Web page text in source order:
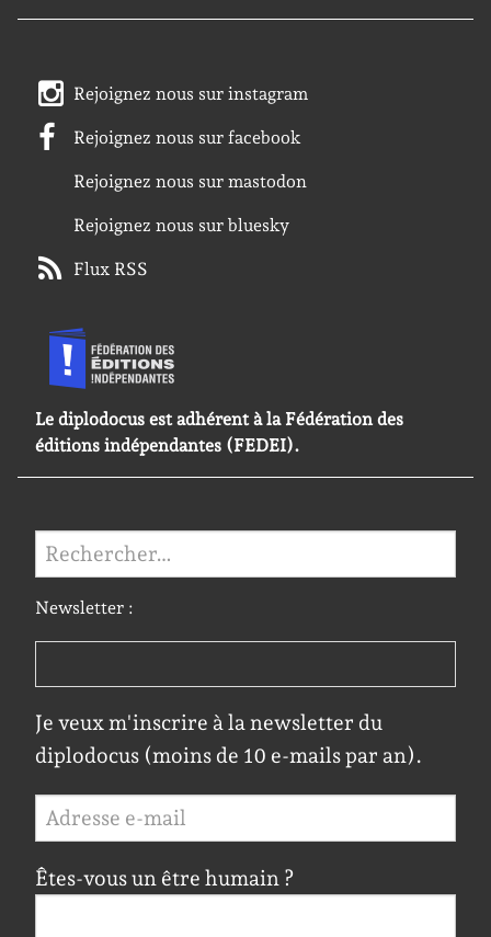
Rejoignez nous sur instagram
Rejoignez nous sur facebook
Rejoignez nous sur mastodon
Rejoignez nous sur bluesky
Flux RSS
Le diplodocus est adhérent à la Fédération des
éditions indépendantes (FEDEI).
Rechercher :
Newsletter :
Je veux m'inscrire à la newsletter du
diplodocus (moins de 10 e-mails par an).
Êtes-vous un être humain ?